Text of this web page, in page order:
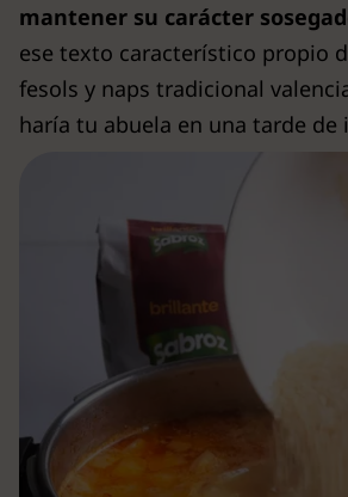
mantener su carácter
ese texto característico propio
fesols y naps tradicional
haría tu abuela en una tarde de